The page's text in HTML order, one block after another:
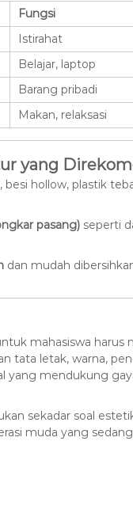
Fungsi
Istirahat
Belajar, laptop
Barang pribadi
Makan, relaksasi
yang
besi hollow, plastik
pasang) seperti
dan mudah
mahasiswa
tata letak, warna,
yang mendukung
sekadar soal
muda yang